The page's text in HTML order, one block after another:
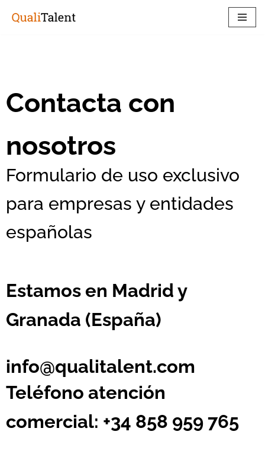
Contacta con
nosotros
Formulario de uso exclusivo
para empresas y entidades
españolas
Estamos en Madrid y
Granada (España)
info@qualitalent.com
Teléfono atención
comercial: +34 858 959 765